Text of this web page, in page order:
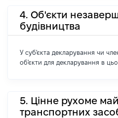
4. Об'єкти
будівництва
У суб'єкта декларування чи
об'єкти для декларування в
5. Цінне рухоме
транспортних